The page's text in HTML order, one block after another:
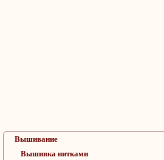
Вышивание
Вышивка нитками